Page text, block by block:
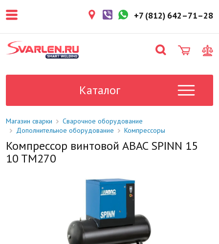
более 3 рабочих дней.
поставки в магазин: 1-2 рабочих
дня.
Данный товар отсутствует на
уточните у менеджера.
+7 (812) 642–71–28
Каталог
Магазин сварки
Сварочное оборудование
Дополнительное оборудование
Компрессоры
Компрессор винтовой ABAC SPINN 15
10 TM270